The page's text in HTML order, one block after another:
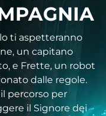
ti aspetteranno
un capitano
e Frette, un robot
dalle regole.
percorso per
il Signore dei